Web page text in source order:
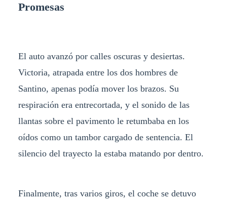
Promesas
El auto avanzó por calles oscuras y desiertas.
Victoria, atrapada entre los dos hombres de
Santino, apenas podía mover los brazos. Su
respiración era entrecortada, y el sonido de las
llantas sobre el pavimento le retumbaba en los
oídos como un tambor cargado de sentencia. El
silencio del trayecto la estaba matando por dentro.
Finalmente, tras varios giros, el coche se detuvo